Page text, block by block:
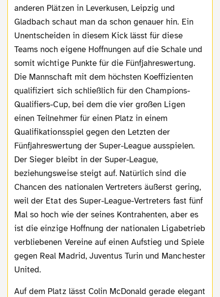
anderen Plätzen in Leverkusen, Leipzig und
Gladbach schaut man da schon genauer hin. Ein
Unentscheiden in diesem Kick lässt für diese
Teams noch eigene Hoffnungen auf die Schale und
somit wichtige Punkte für die Fünfjahreswertung.
Die Mannschaft mit dem höchsten Koeffizienten
qualifiziert sich schließlich für den Champions-
Qualifiers-Cup, bei dem die vier großen Ligen
einen Teilnehmer für einen Platz in einem
Qualifikationsspiel gegen den Letzten der
Fünfjahreswertung der Super-League ausspielen.
Der Sieger bleibt in der Super-League,
beziehungsweise steigt auf. Natürlich sind die
Chancen des nationalen Vertreters äußerst gering,
weil der Etat des Super-League-Vertreters fast fünf
Mal so hoch wie der seines Kontrahenten, aber es
ist die einzige Hoffnung der nationalen Ligabetrieb
verbliebenen Vereine auf einen Aufstieg und Spiele
gegen Real Madrid, Juventus Turin und Manchester
United.
Auf dem Platz lässt Colin McDonald gerade elegant